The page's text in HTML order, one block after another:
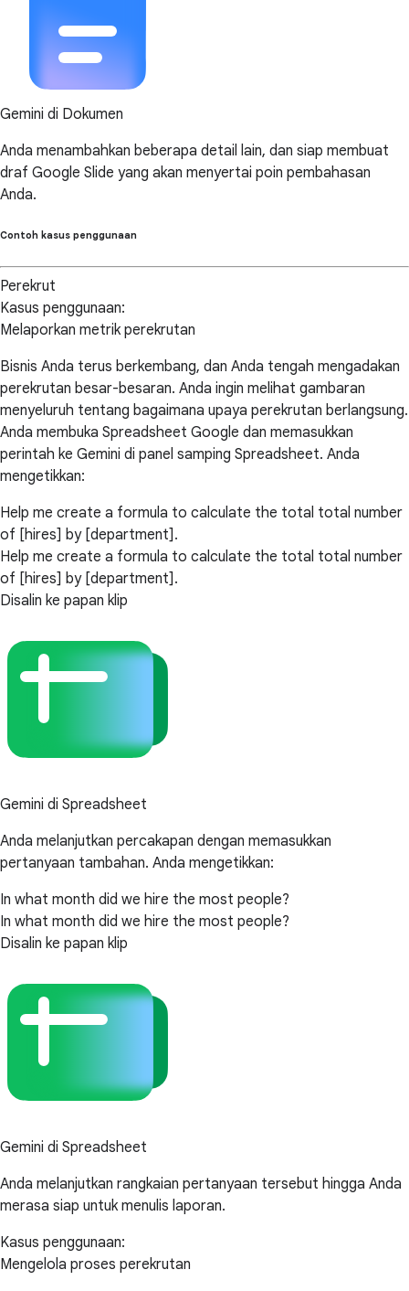
Gemini di Dokumen
Anda menambahkan beberapa detail lain, dan siap membuat
draf Google Slide yang akan menyertai poin pembahasan
Anda.
Contoh kasus penggunaan
Perekrut
Kasus penggunaan:
Melaporkan metrik perekrutan
Bisnis Anda terus berkembang, dan Anda tengah mengadakan
perekrutan besar-besaran. Anda ingin melihat gambaran
menyeluruh tentang bagaimana upaya perekrutan berlangsung.
Anda membuka Spreadsheet Google dan memasukkan
perintah ke Gemini di panel samping Spreadsheet. Anda
mengetikkan:
Help me create a formula to calculate the total total number
of [hires] by [department].
Help me create a formula to calculate the total total number
of [hires] by [department].
Disalin ke papan klip
Gemini di Spreadsheet
Anda melanjutkan percakapan dengan memasukkan
pertanyaan tambahan. Anda mengetikkan:
In what month did we hire the most people?
In what month did we hire the most people?
Disalin ke papan klip
Gemini di Spreadsheet
Anda melanjutkan rangkaian pertanyaan tersebut hingga Anda
merasa siap untuk menulis laporan.
Kasus penggunaan:
Mengelola proses perekrutan